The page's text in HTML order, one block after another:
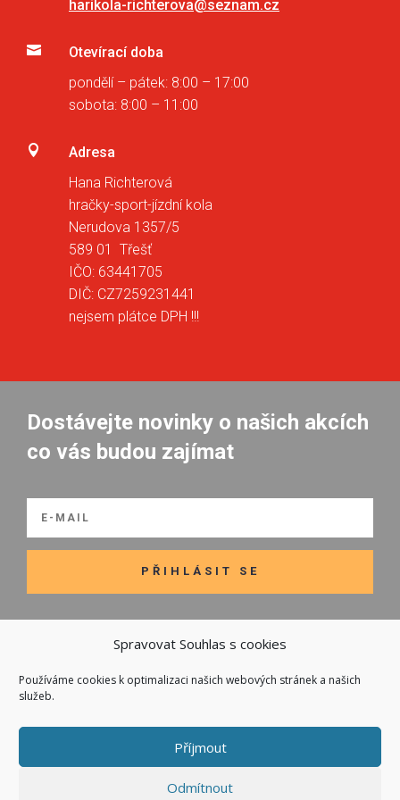
Spravovat Souhlas s cookies
Používáme cookies k optimalizaci našich webových stránek a našich
služeb.
Příjmout
Odmítnout
harikola-richterova@seznam.cz

Otevírací doba
pondělí – pátek: 8:00 – 17:00
sobota: 8:00 – 11:00

Adresa
Hana Richterová
hračky-sport-jízdní kola
Nerudova 1357/5
589 01 Třešť
IČO: 63441705
DIČ: CZ7259231441
nejsem plátce DPH !!!
Dostávejte novinky o našich akcích
co vás budou zajímat
PŘIHLÁSIT SE
Odkazy